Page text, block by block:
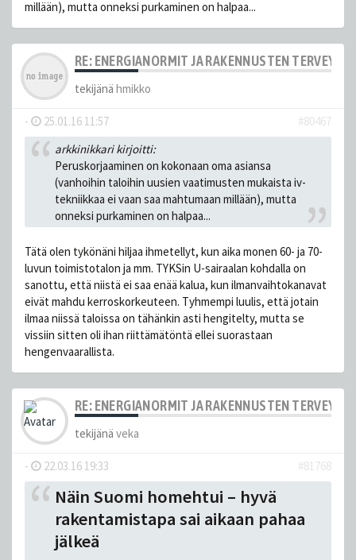
millään), mutta onneksi purkaminen on halpaa...
RE: ENERGIANORMIT JA RAKENNUSTEN TERVEYS
tekijänä hmikko
- 25.01.16 11:57
#80467
arkkinikkari kirjoitti:
Peruskorjaaminen on kokonaan oma asiansa
(vanhoihin taloihin uusien vaatimusten mukaista iv-
tekniikkaa ei vaan saa mahtumaan millään), mutta
onneksi purkaminen on halpaa...
Tätä olen tykönäni hiljaa ihmetellyt, kun aika monen 60- ja 70-
luvun toimistotalon ja mm. TYKSin U-sairaalan kohdalla on
sanottu, että niistä ei saa enää kalua, kun ilmanvaihtokanavat
eivät mahdu kerroskorkeuteen. Tyhmempi luulis, että jotain
ilmaa niissä taloissa on tähänkin asti hengitelty, mutta se
vissiin sitten oli ihan riittämätöntä ellei suorastaan
hengenvaarallista.
RE: ENERGIANORMIT JA RAKENNUSTEN TERVEYS
tekijänä veka
- 22.03.16 19:33 #81768
Näin Suomi homehtui – hyvä
rakentamistapa sai aikaan pahaa
jälkeä